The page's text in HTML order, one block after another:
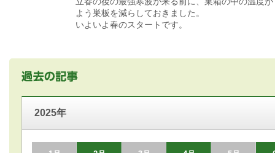
よう巣板を減らしておきました。
いよいよ春のスタートです。
2025年